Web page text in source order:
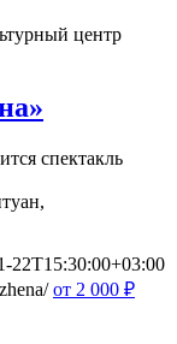
центр
спектакль
22T15:30:00+03:00
от 2 000 ₽